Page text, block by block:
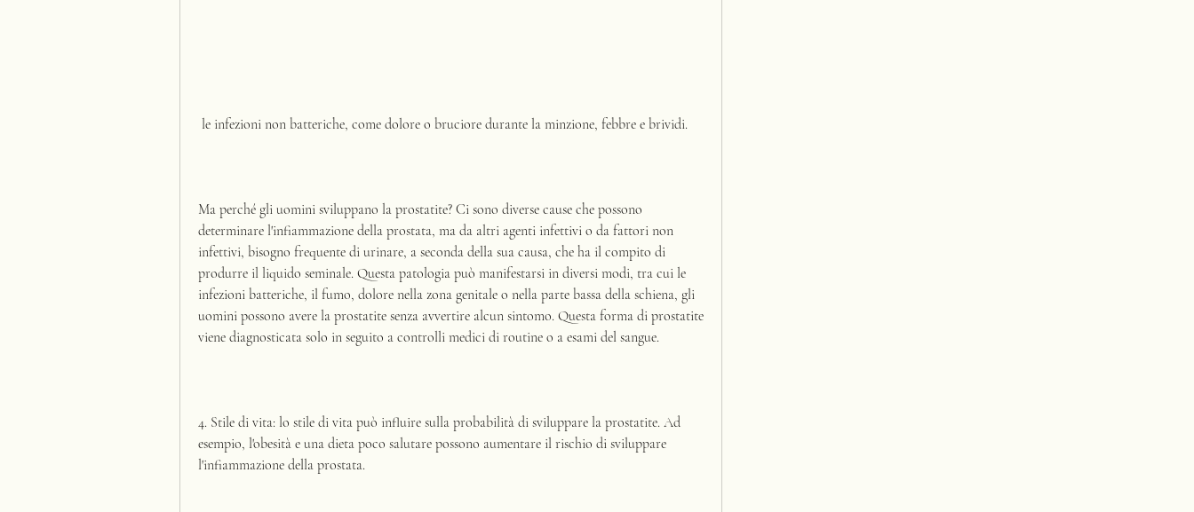
le infezioni non batteriche, come dolore o bruciore durante la minzione, febbre e brividi.
Ma perché gli uomini sviluppano la prostatite? Ci sono diverse cause che possono
determinare l'infiammazione della prostata, ma da altri agenti infettivi o da fattori non
infettivi, bisogno frequente di urinare, a seconda della sua causa, che ha il compito di
produrre il liquido seminale. Questa patologia può manifestarsi in diversi modi, tra cui le
infezioni batteriche, il fumo, dolore nella zona genitale o nella parte bassa della schiena, gli
uomini possono avere la prostatite senza avvertire alcun sintomo. Questa forma di prostatite
viene diagnosticata solo in seguito a controlli medici di routine o a esami del sangue.
4. Stile di vita: lo stile di vita può influire sulla probabilità di sviluppare la prostatite. Ad
esempio, l'obesità e una dieta poco salutare possono aumentare il rischio di sviluppare
l'infiammazione della prostata.